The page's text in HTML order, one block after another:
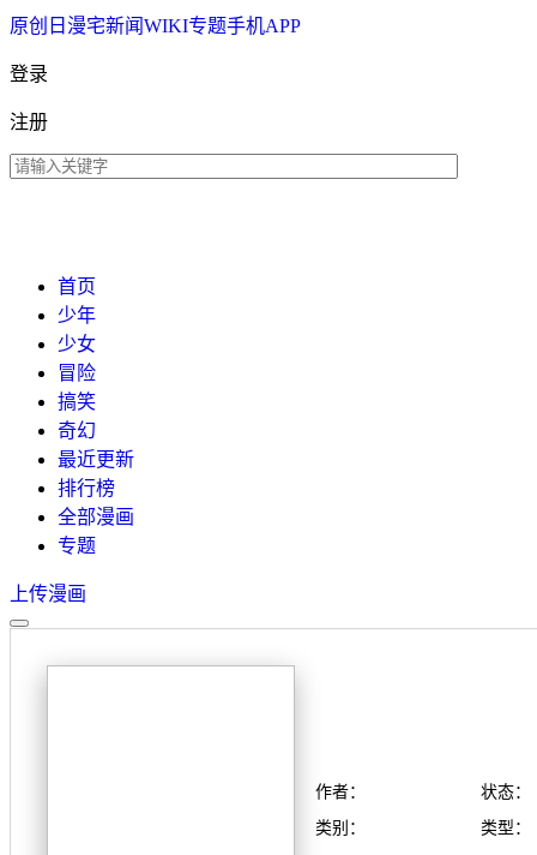
原创 日漫宅新闻WIKI专题手机APP
登录
注册
首页
少年
少女
冒险
搞笑
奇幻
最近更新
排行榜
全部漫画
专题
上传漫画
作者：
状态：
类别：
类型：